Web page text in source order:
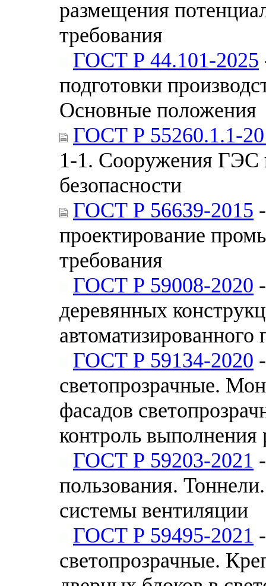
размещения
требования
ГОСТ Р 44.101-2025
подготовки
Основные положения
ГОСТ Р 55260.1.1-
1-1. Сооружения ГЭС
безопасности
ГОСТ Р 56639-2015
проектирование
требования
ГОСТ Р 59008-2020
деревянных
автоматизированного
ГОСТ Р 59134-2020
светопрозрачные.
фасадов
контроль выполнения
ГОСТ Р 59203-2021
пользования.
системы вентиляции
ГОСТ Р 59495-2021
светопрозрачные.